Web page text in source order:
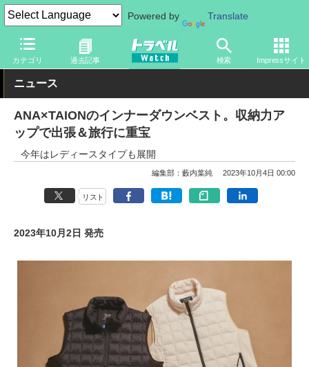
Powered by Translate
カテゴリ 過去記事 検索 Impressサイト
トラベル Watch 旅のアイテム 旅行グッズ 衣類
ニュース
ANA×TAIONのインナーダウンベスト。収納力ア
ップで出張＆旅行に重宝
今年はレディースタイプも展開
編集部：藪内葉純 2023年10月4日 00:00
リスト
2023年10月2日 発売